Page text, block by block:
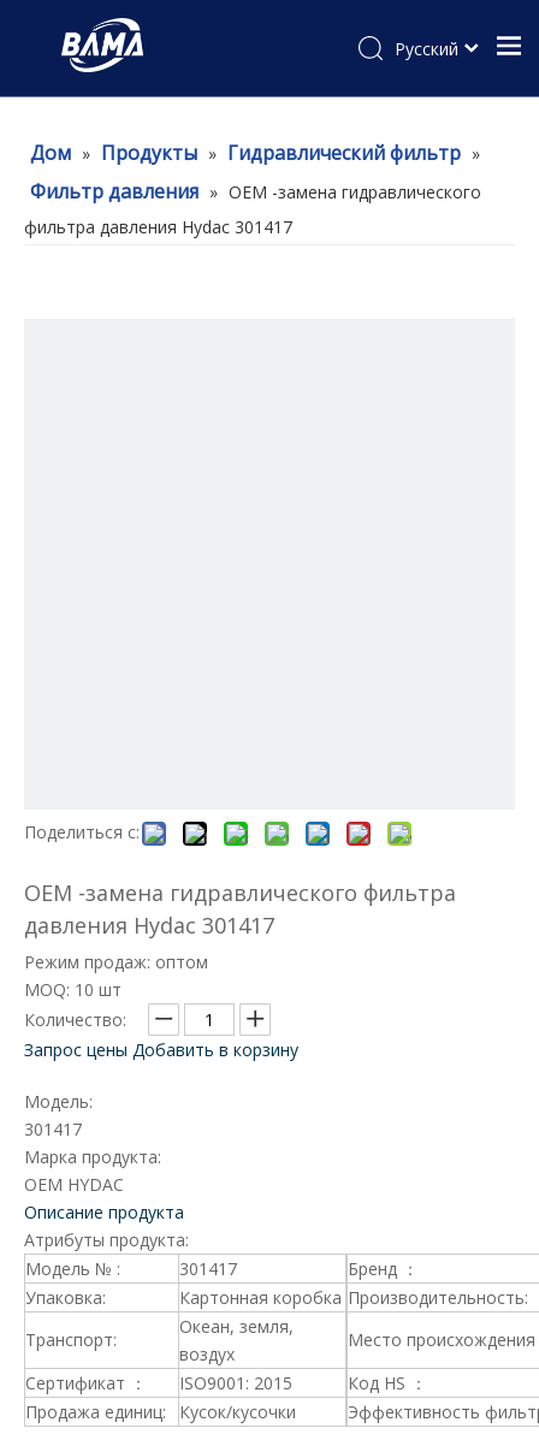
Pусский
Дом » Продукты » Гидравлический фильтр »
Фильтр давления » OEM -замена гидравлического
фильтра давления Hydac 301417
Поделиться с:
OEM -замена гидравлического фильтра
давления Hydac 301417
Режим продаж: оптом
MOQ: 10 шт
Количество:
Запрос цены Добавить в корзину
Модель:
301417
Марка продукта:
OEM HYDAC
Описание продукта
Атрибуты продукта:
Модель № :
301417
Бренд ：
Упаковка:
Картонная коробка Производительность:
Транспорт:
Океан, земля,
воздух
Место происхождения
Сертификат ：
ISO9001: 2015
Код HS ：
Продажа единиц:
Кусок/кусочки Эффективность